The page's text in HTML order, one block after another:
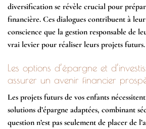
diversification se révèle crucial pour
financière. Ces dialogues contribuent à
conscience que la gestion responsable de
vrai levier pour réaliser leurs projets futurs.
Les options d’épargne et
assurer un avenir financier
Les projets futurs de vos enfants
solutions d’épargne adaptées, combinant
question n’est pas seulement de placer de